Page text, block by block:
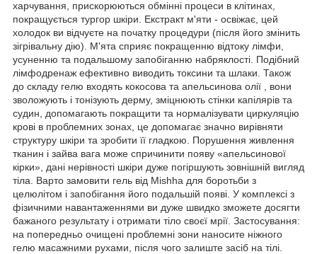
харчування, прискорюються обмінні процеси в клітинах,
покращується тургор шкіри. Екстракт м'яти - освіжає, цей
холодок ви відчуєте на початку процедури (після його змінить
зігрівальну дію). М'ята сприяє покращенню відтоку лімфи,
усуненню та подальшому запобіганню набряклості. Подібний
лімфодренаж ефективно виводить токсини та шлаки. Також
до складу гелю входять кокосова та апельсинова олії , вони
зволожують і тонізують дерму, зміцнюють стінки капілярів та
судин, допомагають покращити та нормалізувати циркуляцію
крові в проблемних зонах, це допомагає значно вирівняти
структуру шкіри та зробити її гладкою. Порушення живлення
тканин і зайва вага може спричинити появу «апельсинової
кірки», дані нерівності шкіри дуже погіршують зовнішній вигляд
тіла. Варто замовити гель від Mishha для боротьби з
целюлітом і запобігання його подальшій появі. У комплексі з
фізичними навантаженнями ви дуже швидко зможете досягти
бажаного результату і отримати тіло своєї мрії. Застосування:
на попередньо очищені проблемні зони наносите ніжного
гелю масажними рухами, після чого залиште засіб на тілі.